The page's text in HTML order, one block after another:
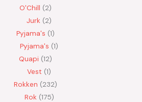
O'Chill 2
Jurk
2
Pyjama's 1
Pyjama's 1
Quapi 12
Vest 1
Rokken 232
Rok 175